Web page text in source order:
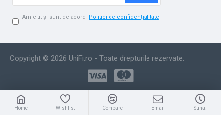
Am citit și sunt de acord Politici de confidențialitate
Copyright © 2026 UniFi.ro - Toate drepturile rezervate.
Home Wishlist Compare Email Suna!